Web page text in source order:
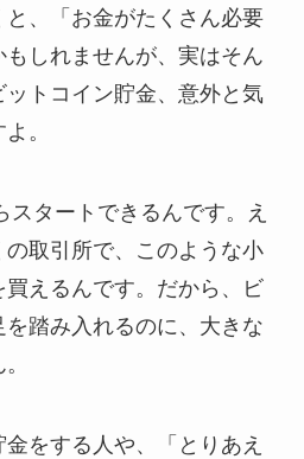
と、「お金がたくさん必要
しれませんが、実はそん
トコイン貯金、意外と気
。
スタートできるんです。え
の取引所で、このような小
えるんです。だから、ビ
踏み入れるのに、大きな
をする人や、「とりあえ